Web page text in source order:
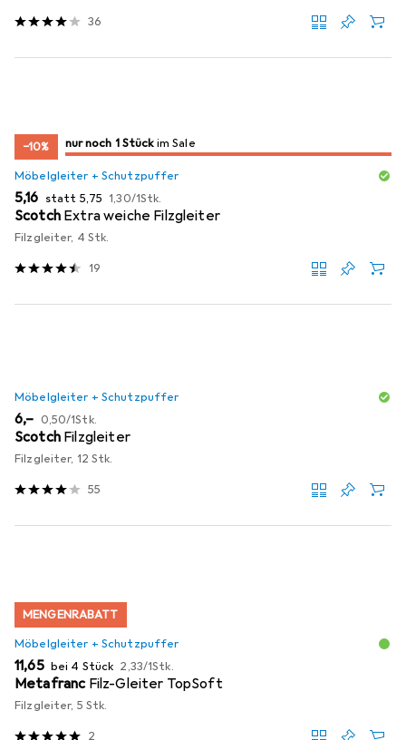
36
−10% noch 1 Stückim Sale
nur noch 1 Stück im Sale
Möbelgleiter + Schutzpuffer
EUR
5,16 statt EUR
5,75 EUR
1,30/1Stk.
Scotch Extra weiche Filzgleiter
Filzgleiter, 4 Stk.
19
Möbelgleiter + Schutzpuffer
EUR
6,– EUR
0,50/1Stk.
Scotch Filzgleiter
Filzgleiter, 12 Stk.
55
MENGENRABATT
Möbelgleiter + Schutzpuffer
EUR
11,65 bei 4 Stück EUR
2,33/1Stk.
Metafranc Filz-Gleiter TopSoft
Filzgleiter, 5 Stk.
2